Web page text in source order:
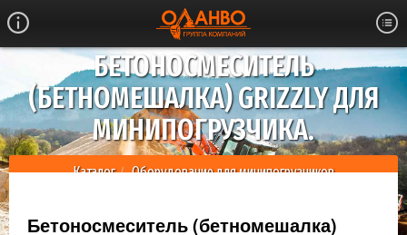
БЕТОНОСМЕСИТЕЛЬ
(БЕТНОМЕШАЛКА) GRIZZLY ДЛЯ
МИНИПОГРУЗЧИКА.
Каталог Оборудование для минипогрузчиков
Бетоносмеситель (бетномешалка)